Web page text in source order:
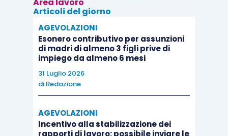
Articoli del giorno
AGEVOLAZIONI
Esonero contributivo per assunzioni
di madri di almeno 3 figli prive di
impiego da almeno 6 mesi
31 Luglio 2026
di Redazione
AGEVOLAZIONI
Incentivo alla stabilizzazione dei
rapporti di lavoro: possibile inviare le